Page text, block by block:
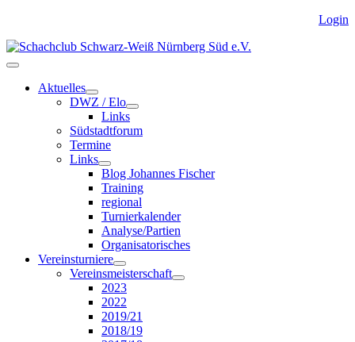
Login
Aktuelles
DWZ / Elo
Links
Südstadtforum
Termine
Links
Blog Johannes Fischer
Training
regional
Turnierkalender
Analyse/Partien
Organisatorisches
Vereinsturniere
Vereinsmeisterschaft
2023
2022
2019/21
2018/19